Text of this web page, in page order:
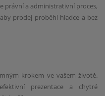
právní a administrativní proces,
prodej proběhl hladce a bez
krokem ve vašem životě.
prezentace a chytré